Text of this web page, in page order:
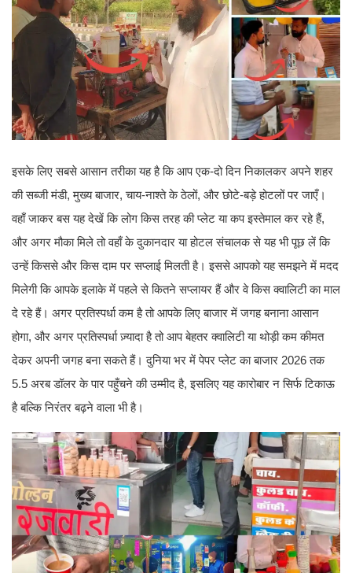
इसके लिए सबसे आसान तरीका यह है कि आप एक-दो दिन निकालकर अपने शहर
की सब्जी मंडी, मुख्य बाजार, चाय-नाश्ते के ठेलों, और छोटे-बड़े होटलों पर जाएँ।
वहाँ जाकर बस यह देखें कि लोग किस तरह की प्लेट या कप इस्तेमाल कर रहे हैं,
और अगर मौका मिले तो वहाँ के दुकानदार या होटल संचालक से यह भी पूछ लें कि
उन्हें किससे और किस दाम पर सप्लाई मिलती है। इससे आपको यह समझने में मदद
मिलेगी कि आपके इलाके में पहले से कितने सप्लायर हैं और वे किस क्वालिटी का माल
दे रहे हैं। अगर प्रतिस्पर्धा कम है तो आपके लिए बाजार में जगह बनाना आसान
होगा, और अगर प्रतिस्पर्धा ज़्यादा है तो आप बेहतर क्वालिटी या थोड़ी कम कीमत
देकर अपनी जगह बना सकते हैं। दुनिया भर में पेपर प्लेट का बाजार 2026 तक
5.5 अरब डॉलर के पार पहुँचने की उम्मीद है, इसलिए यह कारोबार न सिर्फ टिकाऊ
है बल्कि निरंतर बढ़ने वाला भी है।